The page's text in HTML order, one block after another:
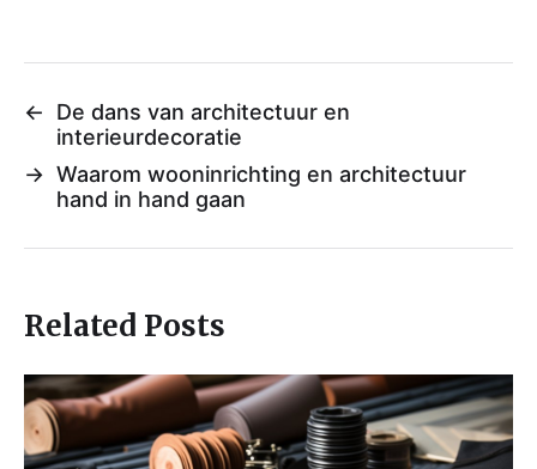
←
De dans van architectuur en
interieurdecoratie
→ Waarom wooninrichting en architectuur
hand in hand gaan
Related Posts